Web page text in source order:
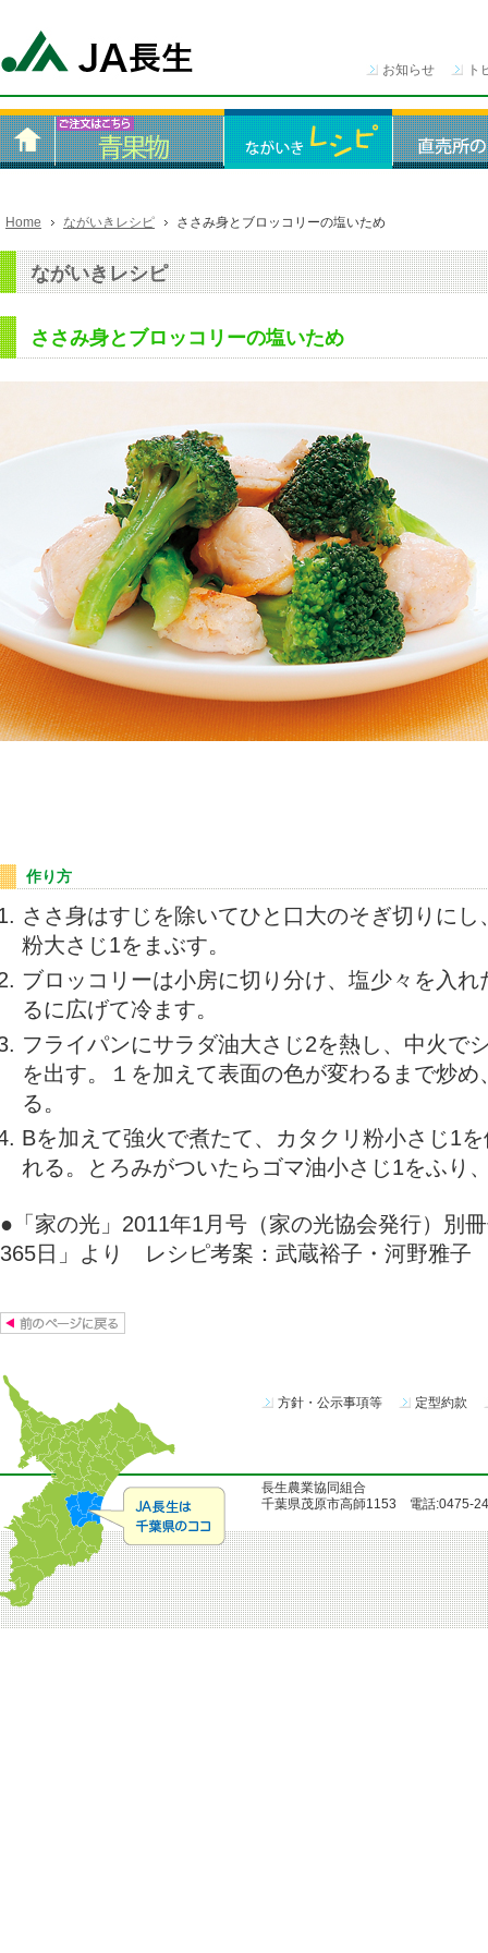
お知らせ ト
Home ながいきレシピ ささみ身とブロッコリーの塩いため
ながいきレシピ
ささみ身とブロッコリーの塩いため
作り方
ささ身はすじを除いてひと口大のそぎ切りに
粉大さじ1をまぶす。
ブロッコリーは小房に切り分け、塩少々を入
るに広げて冷ます。
フライパンにサラダ油大さじ2を熱し、中火で
を出す。１を加えて表面の色が変わるまで炒
る。
Bを加えて強火で煮たて、カタクリ粉小さじ1
れる。とろみがついたらゴマ油小さじ1をふり
●「家の光」2011年1月号（家の光協会発行）別
365日」より レシピ考案：武蔵裕子・河野雅子
方針・公示事項等 定型約款
長生農業協同組合
千葉県茂原市高師1153 電話:0475-